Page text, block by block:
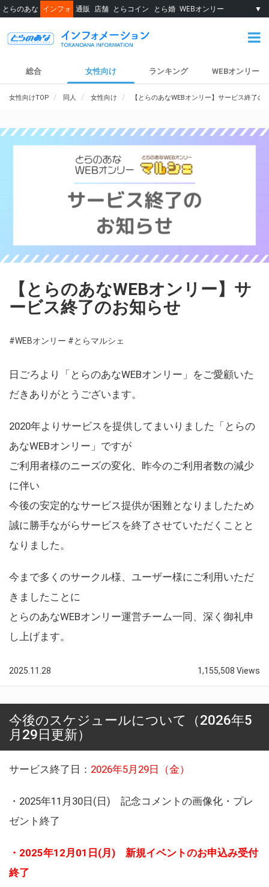
とらのあな インフォ 通販 店舗 とらコイン とら婚 WEBオンリー ▼
総合 女性向け ランキング WEBオンリー
女性向けTOP 同人 女性向け 【とらのあなWEBオンリー】サービス終了の
【とらのあなWEBオンリー】サ
ービス終了のお知らせ
#WEBオンリー #とらマルシェ
日ごろより「とらのあなWEBオンリー」をご愛顧いた
だきありがとうございます。
2020年よりサービスを提供してまいりました「とらの
あなWEBオンリー」ですが
ご利用者様のニーズの変化、昨今のご利用者数の減少
に伴い
今後の安定的なサービス提供が困難となりましたため
誠に勝手ながらサービスを終了させていただくことと
なりました。
今まで多くのサークル様、ユーザー様にご利用いただ
きましたことに
とらのあなWEBオンリー運営チーム一同、深く御礼申
し上げます。
2025.11.28 1,155,508 Views
今後のスケジュールについて（2026年5
月29日更新）
サービス終了日： 2026年5月29日（金）
・2025年11月30日(日) 記念コメントの画像化・プレ
ゼント終了
・2025年12月01日(月) 新規イベントのお申込み受付
終了